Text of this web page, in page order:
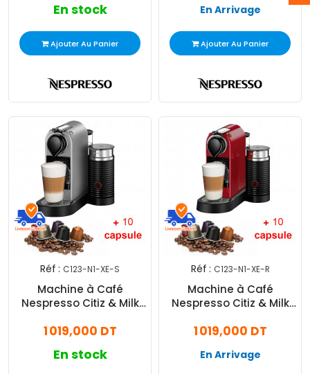
En stock
Ajouter Au Panier
En Arrivage
Ajouter Au Panier
Réf : C123-N1-XE-S
Machine à Café
Nespresso Citiz & Milk
Capsules - Silver
1 019,000 DT
En stock
Réf : C123-N1-XE-R
Machine à Café
Nespresso Citiz & Milk
Capsules - Rouge
1 019,000 DT
En Arrivage